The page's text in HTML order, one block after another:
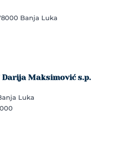
Banja Luka
Darija Maksimović s.p.
Luka